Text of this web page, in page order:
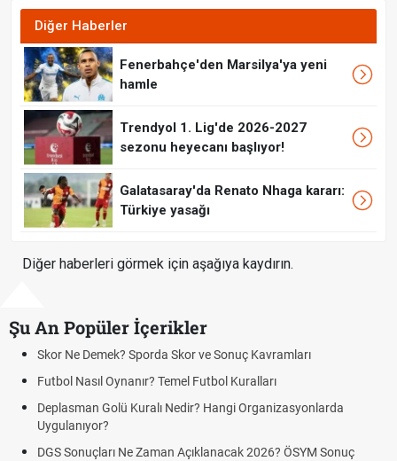
Diğer Haberler
Fenerbahçe'den Marsilya'ya yeni
hamle
Trendyol 1. Lig'de 2026-2027
sezonu heyecanı başlıyor!
Galatasaray'da Renato Nhaga kararı:
Türkiye yasağı
Diğer haberleri görmek için aşağıya kaydırın.
Şu An Popüler İçerikler
Skor Ne Demek? Sporda Skor ve Sonuç Kavramları
Futbol Nasıl Oynanır? Temel Futbol Kuralları
Deplasman Golü Kuralı Nedir? Hangi Organizasyonlarda
Uygulanıyor?
DGS Sonuçları Ne Zaman Açıklanacak 2026? ÖSYM Sonuç